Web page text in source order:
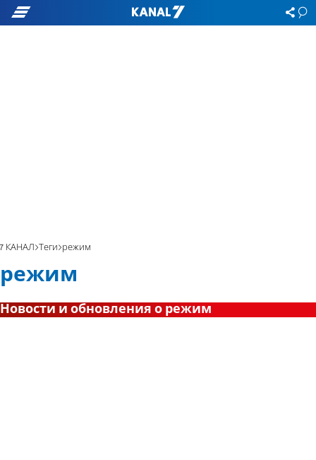
7 КАНАЛ Теги режим
режим
Новости и обновления о режим